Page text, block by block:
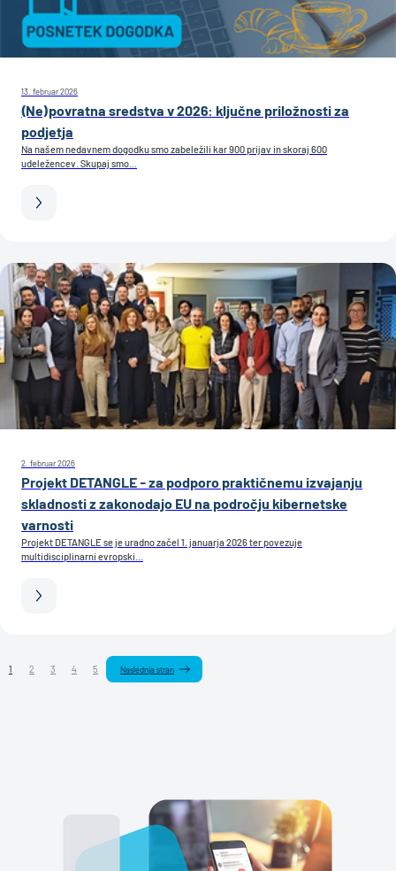
13. februar 2026
(Ne)povratna sredstva v 2026: ključne priložnosti za
podjetja
Na našem nedavnem dogodku smo zabeležili kar 900 prijav in skoraj 600
udeležencev. Skupaj smo...
2. februar 2026
Projekt DETANGLE - za podporo praktičnemu izvajanju
skladnosti z zakonodajo EU na področju kibernetske
varnosti
Projekt DETANGLE se je uradno začel 1. januarja 2026 ter povezuje
multidisciplinarni evropski...
1 2 3 4 5 Naslednja stran